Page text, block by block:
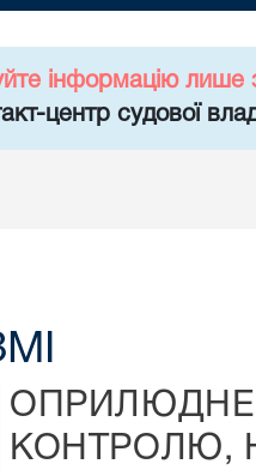
інформацію лише
центр судової
КОНТРОЛЮ,